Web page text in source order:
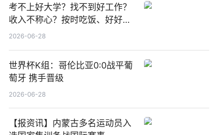
考不上好大学？找不到好工作？
收入不称心？按时吃饭、好好睡
觉
2026-06-28
世界杯K组：哥伦比亚0:0战平葡
萄牙 携手晋级
2026-06-28
【报资讯】内蒙古多名运动员入